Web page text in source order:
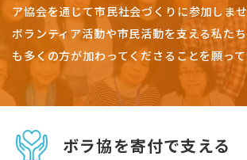
ア協会を通じて市民社会づくりに参加しま
ボランティア活動や市民活動を支える私た
も多くの方が加わってくださることを願っ
ボラ協を寄付で支える